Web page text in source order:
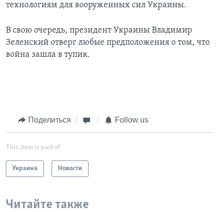
технологиям для вооруженных сил Украины.
В свою очередь, президент Украины Владимир
Зеленский отверг любые предположения о том, что
война зашла в тупик.
Поделиться Follow us
This item is part of
Украина Новости
Читайте также